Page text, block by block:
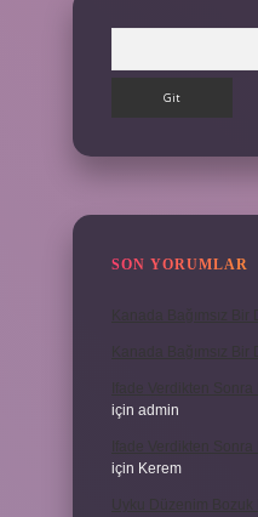
SON YORUMLAR
için admin
için Kerem